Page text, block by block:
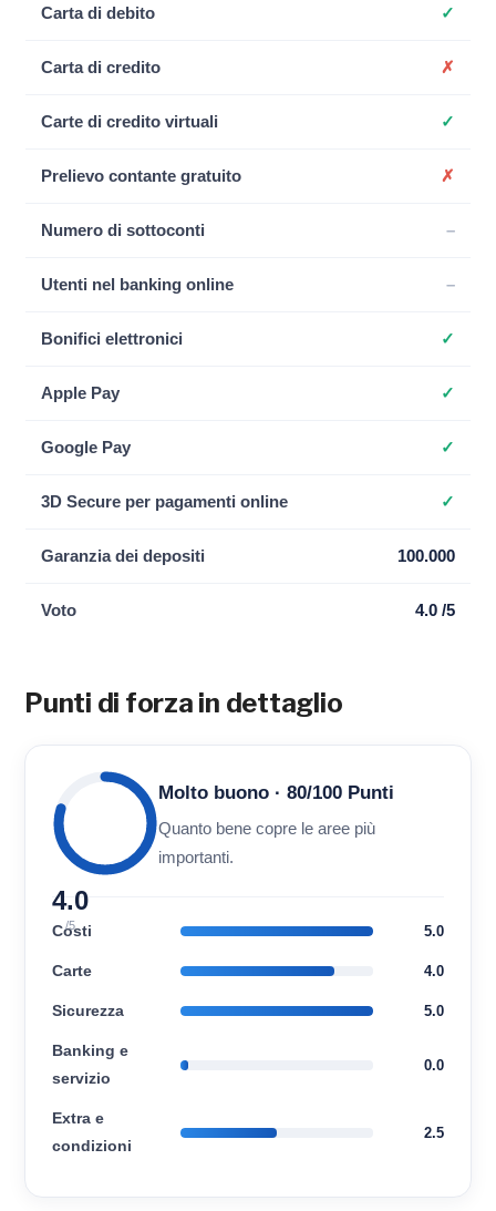
Carta di debito ✓
Carta di credito ✗
Carte di credito virtuali ✓
Prelievo contante gratuito ✗
Numero di sottoconti –
Utenti nel banking online –
Bonifici elettronici ✓
Apple Pay ✓
Google Pay ✓
3D Secure per pagamenti online ✓
Garanzia dei depositi 100.000
Voto 4.0 /5
Punti di forza in dettaglio
4.0
/5
Molto buono · 80/100 Punti
Quanto bene copre le aree più
importanti.
Costi 5.0
Carte 4.0
Sicurezza 5.0
Banking e
servizio
0.0
Extra e
condizioni
2.5